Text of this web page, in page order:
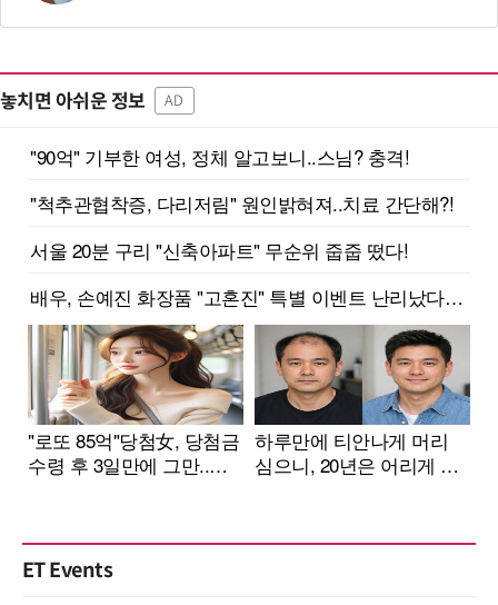
놓치면 아쉬운 정보 AD
ET Events